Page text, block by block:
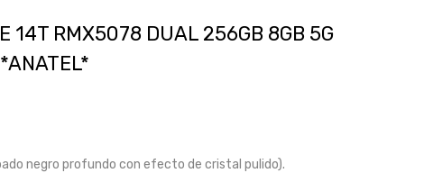
14T RMX5078 DUAL 256GB 8GB 5G
negro profundo con efecto de cristal pulido).